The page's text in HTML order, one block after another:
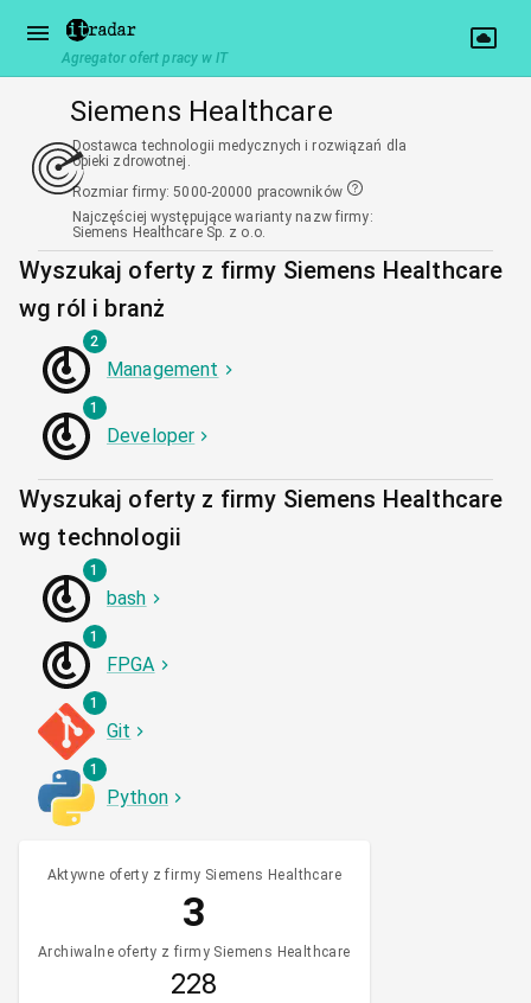
Agregator ofert pracy w IT
Siemens Healthcare
Dostawca technologii medycznych i rozwiązań dla
opieki zdrowotnej.
Rozmiar firmy:5000-20000 pracowników
Najczęściej występujące warianty nazw firmy:
Siemens Healthcare Sp. z o.o.
Wyszukaj oferty z firmy Siemens Healthcare
wg ról i branż
2
Management
1
Developer
Wyszukaj oferty z firmy Siemens Healthcare
wg technologii
1
bash
1
FPGA
1
Git
1
Python
Aktywne oferty z firmy Siemens Healthcare
3
Archiwalne oferty z firmy Siemens Healthcare
228